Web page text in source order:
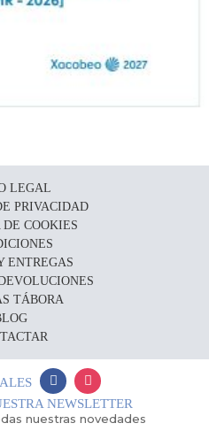
LEGAL
PRIVACIDAD
COOKIES
ENTREGAS
TÁBORA
NEWSLETTER
nuestras novedades